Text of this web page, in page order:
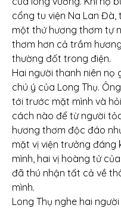
cổng tu viện Na Lan Đà,
một thứ hương thơm tự
thơm hơn cả trầm
thường đốt trong điện.
Hai người thanh niên nọ
chú ý của Long Thụ.
tới trước mặt mình và
cách nào để từ người
hương thơm độc đáo
mặt vị viện trưởng đáng
mình, hai vị hoàng tử
đã thú nhận tất cả về
mình.
Long Thụ nghe hai